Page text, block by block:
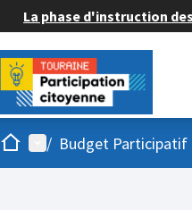
La phase d'instruction
AccueilMenu principal
/ Budget Participatif